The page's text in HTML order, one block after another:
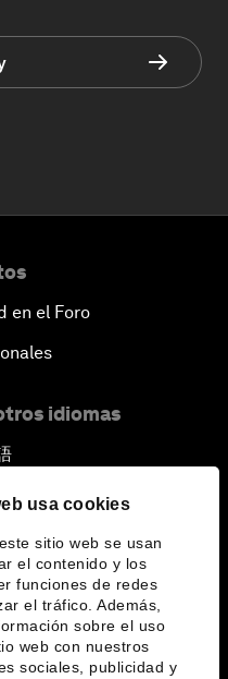
usa cookies
sitio web se usan
el contenido y los
funciones de redes
el tráfico. Además,
sobre el uso
web con nuestros
sociales, publicidad y
en el Foro
idiomas